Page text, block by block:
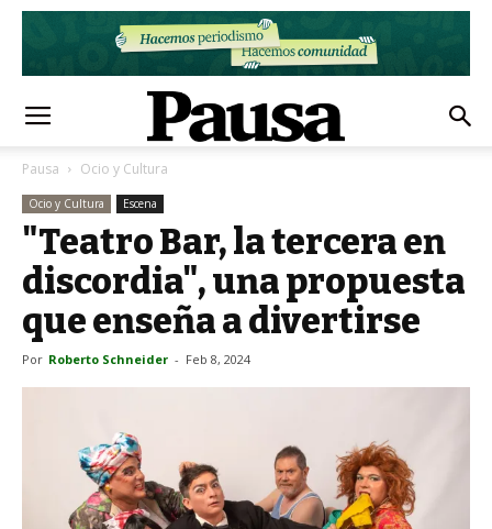
Pausa Ocio y Cultura
Ocio y Cultura Escena
"Teatro Bar, la tercera en
discordia", una propuesta
que enseña a divertirse
Por Roberto Schneider - Feb 8, 2024